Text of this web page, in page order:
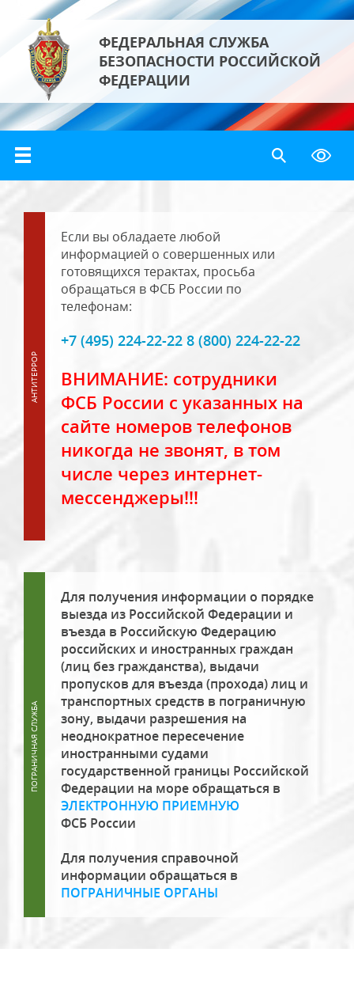
ФЕДЕРАЛЬНАЯ СЛУЖБА
БЕЗОПАСНОСТИ РОССИЙСКОЙ
ФЕДЕРАЦИИ
Если вы обладаете любой
информацией о совершенных или
готовящихся терактах, просьба
обращаться в ФСБ России по
телефонам:
+7 (495) 224-22-22 8 (800) 224-22-22
ВНИМАНИЕ: сотрудники
ФСБ России с указанных на
сайте номеров телефонов
никогда не звонят, в том
числе через интернет-
мессенджеры!!!
Для получения информации о порядке
выезда из Российской Федерации и
въезда в Российскую Федерацию
российских и иностранных граждан
(лиц без гражданства), выдачи
пропусков для въезда (прохода) лиц и
транспортных средств в пограничную
зону, выдачи разрешения на
неоднократное пересечение
иностранными судами
государственной границы Российской
Федерации на море обращаться в
ЭЛЕКТРОННУЮ ПРИЕМНУЮ
ФСБ России
Для получения справочной
информации обращаться в
ПОГРАНИЧНЫЕ ОРГАНЫ